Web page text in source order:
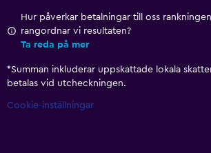
Hur påverkar betalningar till oss
rangordnar vi resultaten?
Ta reda på mer
*Summan inkluderar uppskattade lokala
betalas vid utcheckningen.
Cookie-inställningar